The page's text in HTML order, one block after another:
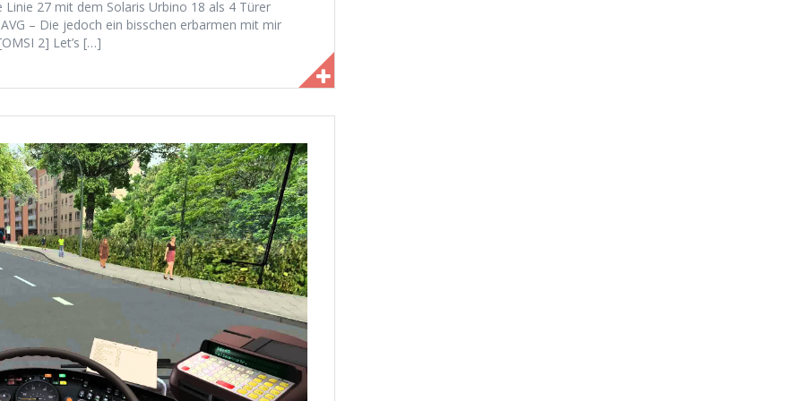
27 mit dem Solaris Urbino 18 als 4 Türer
– Die jedoch ein bisschen erbarmen mit mir
2] Let’s […]